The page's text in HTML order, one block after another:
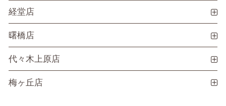
経堂店
曙橋店
代々木上原店
梅ヶ丘店